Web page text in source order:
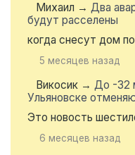
Михаил → Два
будут расселены
когда снесут дом
5 месяцев назад
Викосик → До -32
Ульяновске
Это новость
6 месяцев назад